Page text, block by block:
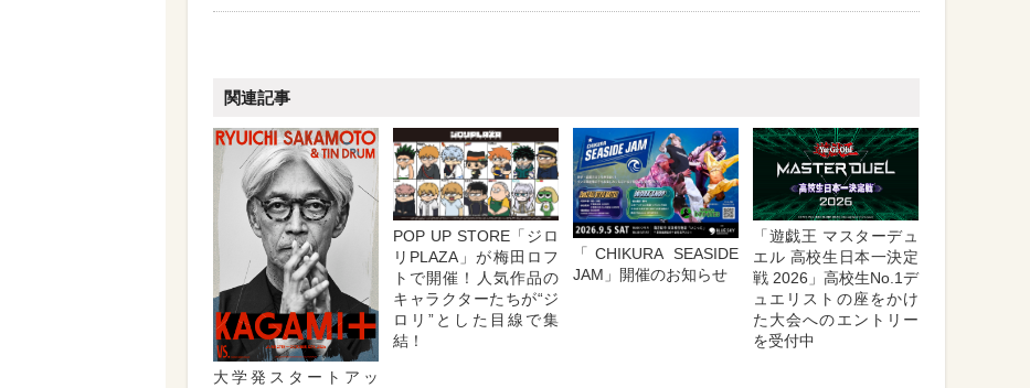
関連記事
大学発スタートアッ
POP UP STORE「ジロ
リPLAZA」が梅田ロフ
トで開催！人気作品の
キャラクターたちが“ジ
ロリ”とした目線で集
結！
「CHIKURA SEASIDE
JAM」開催のお知らせ
「遊戯王 マスターデュ
エル 高校生日本一決定
戦 2026」高校生No.1デ
ュエリストの座をかけ
た大会へのエントリー
を受付中